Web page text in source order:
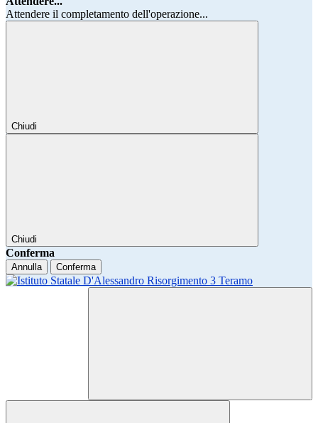
Attendere il completamento dell'operazione...
Chiudi
Chiudi
Conferma
Annulla Conferma